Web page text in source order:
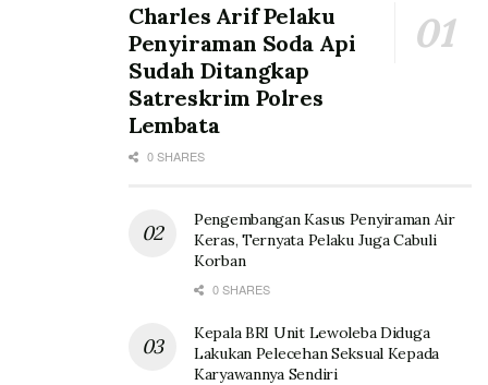
Charles Arif Pelaku
Penyiraman Soda Api
Sudah Ditangkap
Satreskrim Polres
Lembata
0 SHARES
Pengembangan Kasus Penyiraman Air
Keras, Ternyata Pelaku Juga Cabuli
Korban
0 SHARES
Kepala BRI Unit Lewoleba Diduga
Lakukan Pelecehan Seksual Kepada
Karyawannya Sendiri